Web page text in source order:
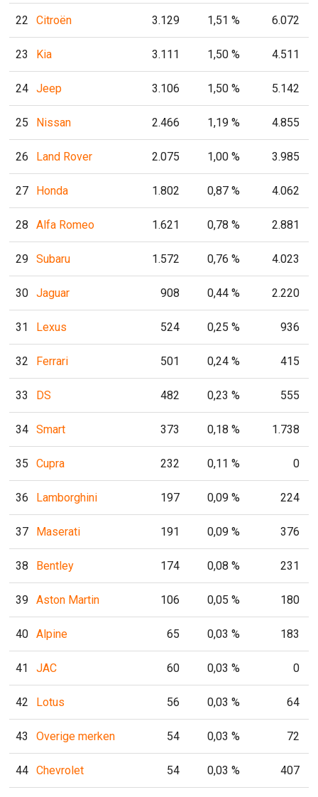
22 Citroën 3.129 1,51 % 6.072
23 Kia 3.111 1,50 % 4.511
24 Jeep 3.106 1,50 % 5.142
25 Nissan 2.466 1,19 % 4.855
26 Land Rover 2.075 1,00 % 3.985
27 Honda 1.802 0,87 % 4.062
28 Alfa Romeo 1.621 0,78 % 2.881
29 Subaru 1.572 0,76 % 4.023
30 Jaguar 908 0,44 % 2.220
31 Lexus 524 0,25 % 936
32 Ferrari 501 0,24 % 415
33 DS 482 0,23 % 555
34 Smart 373 0,18 % 1.738
35 Cupra 232 0,11 % 0
36 Lamborghini 197 0,09 % 224
37 Maserati 191 0,09 % 376
38 Bentley 174 0,08 % 231
39 Aston Martin 106 0,05 % 180
40 Alpine 65 0,03 % 183
41 JAC 60 0,03 % 0
42 Lotus 56 0,03 % 64
43 Overige merken 54 0,03 % 72
44 Chevrolet 54 0,03 % 407